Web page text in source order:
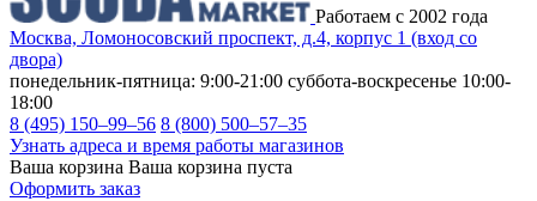
Работаем с 2002 года
Москва, Ломоносовский проспект, д.4, корпус 1 (вход со
двора)
понедельник-пятница: 9:00-21:00 суббота-воскресенье 10:00-
18:00
8 (495) 150–99–56 8 (800) 500–57–35
Узнать адреса и время работы магазинов
Ваша корзина Ваша корзина пуста
Оформить заказ